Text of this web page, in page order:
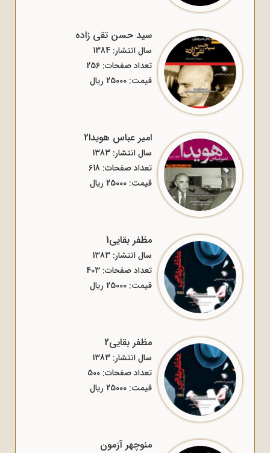
سید حسن تقی زاده
سال انتشار: 1384
تعداد صفحات: 256
قیمت: 25000 ریال
امیر عباس هویدا2
سال انتشار: 1383
تعداد صفحات: 618
قیمت: 25000 ریال
مظفر بقایی1
سال انتشار: 1383
تعداد صفحات: 403
قیمت: 25000 ریال
مظفر بقایی2
سال انتشار: 1383
تعداد صفحات: 500
قیمت: 25000 ریال
منوچهر آزمون